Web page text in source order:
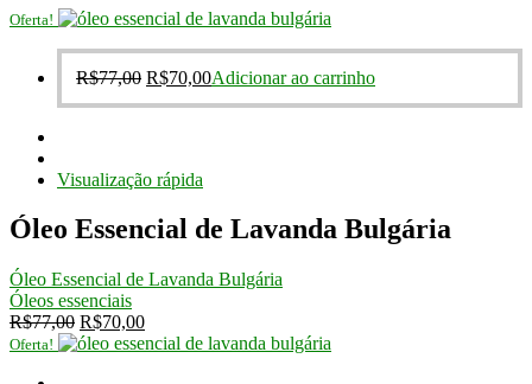
Oferta!
R$77,00 O
R$70,00O
Adicionar ao carrinho
Visualização rápida
Óleo Essencial de Lavanda Bulgária
Óleo Essencial de Lavanda Bulgária
Óleos essenciais
R$77,00 O
preço
R$70,00O
preço
Oferta!